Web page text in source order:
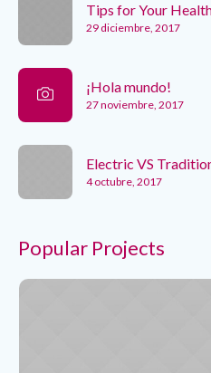
Tips for Your
29 diciembre, 2017
¡Hola mundo!
27 noviembre, 2017
Electric VS
4 octubre, 2017
Popular Projects